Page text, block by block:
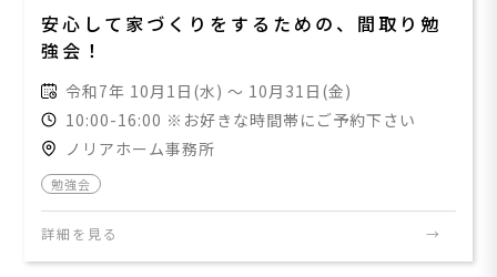
安心して家づくりをするための、間取り勉
強会！
令和7年 10月1日(水) ～ 10月31日(金)
10:00-16:00 ※お好きな時間帯にご予約下さい
ノリアホーム事務所
勉強会
詳細を見る